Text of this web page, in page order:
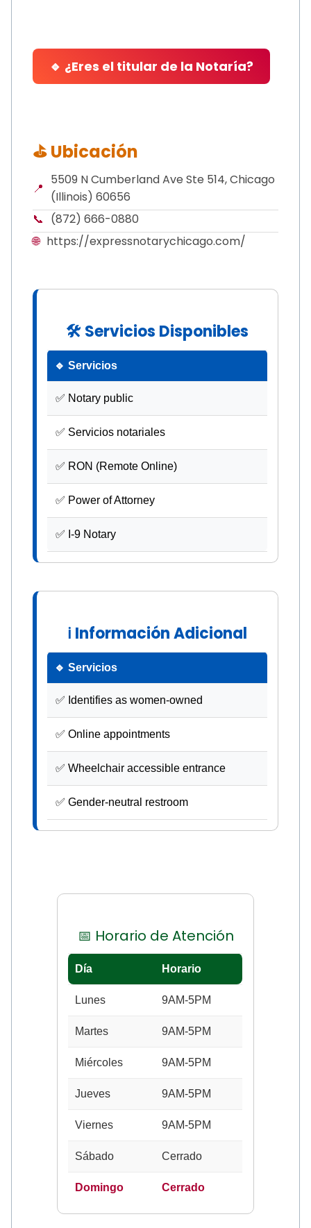
🔹 ¿Eres el titular de la Notaría?
⛳ Ubicación
📍
5509 N Cumberland Ave Ste 514, Chicago
(Illinois) 60656
📞 (872) 666-0880
🌐 https://expressnotarychicago.com/
🛠 Servicios Disponibles
🔹 Servicios
✅ Notary public
✅ Servicios notariales
✅ RON (Remote Online)
✅ Power of Attorney
✅ I-9 Notary
ℹ Información Adicional
🔹 Servicios
✅ Identifies as women-owned
✅ Online appointments
✅ Wheelchair accessible entrance
✅ Gender-neutral restroom
📅 Horario de Atención
Día Horario
Lunes 9AM-5PM
Martes 9AM-5PM
Miércoles 9AM-5PM
Jueves 9AM-5PM
Viernes 9AM-5PM
Sábado Cerrado
Domingo Cerrado